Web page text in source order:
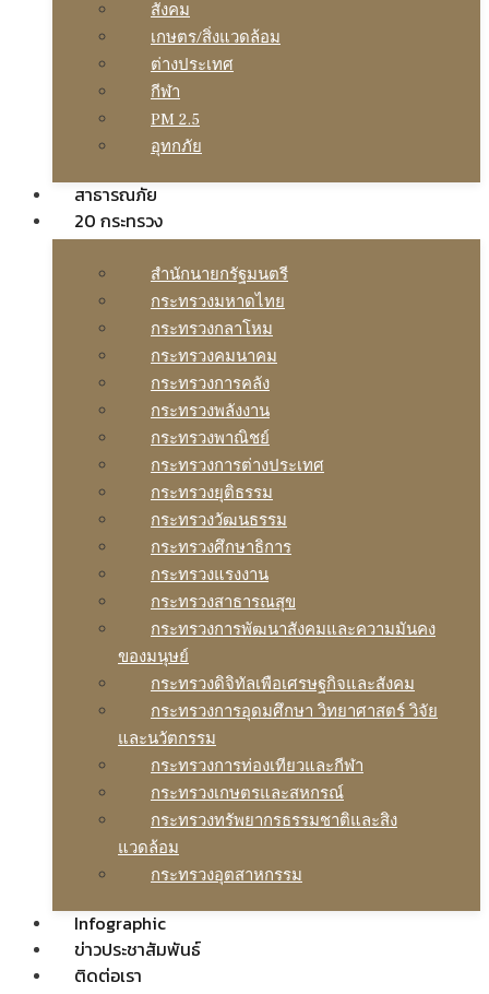
สังคม
เกษตร/สิ่งแวดล้อม
ต่างประเทศ
กีฬา
PM 2.5
อุทกภัย
สาธารณภัย
20 กระทรวง
สํานักนายกรัฐมนตรี
กระทรวงมหาดไทย
กระทรวงกลาโหม
กระทรวงคมนาคม
กระทรวงการคลัง
กระทรวงพลังงาน
กระทรวงพาณิชย์
กระทรวงการต่างประเทศ
กระทรวงยุติธรรม
กระทรวงวัฒนธรรม
กระทรวงศึกษาธิการ
กระทรวงแรงงาน
กระทรวงสาธารณสุข
กระทรวงการพัฒนาสังคมและความมันคง
ของมนุษย์
กระทรวงดิจิทัลเพือเศรษฐกิจและสังคม
กระทรวงการอุดมศึกษา วิทยาศาสตร์ วิจัย
และนวัตกรรม
กระทรวงการท่องเทียวและกีฬา
กระทรวงเกษตรและสหกรณ์
กระทรวงทรัพยากรธรรมชาติและสิง
แวดล้อม
กระทรวงอุตสาหกรรม
Infographic
ข่าวประชาสัมพันธ์
ติดต่อเรา